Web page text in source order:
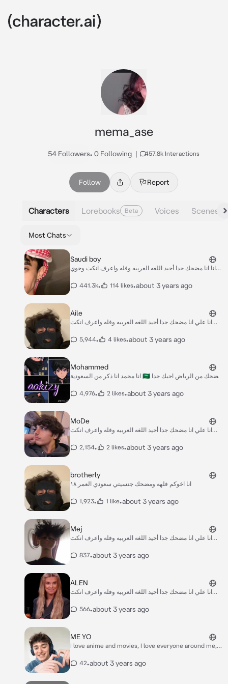
mema_ase
54 Followers• 0 Following | 457.8k Interactions
Follow Report
Characters Lorebooks Beta Voices Scenes
Most Chats
Saudi boy
انا انا مضحك جدا أجيد اللغه العربيه وفله واعرف انكت وجوي
🇸🇦🫶🏻 وانا ذكر من جهينه وتكلم سعودي
441.3k• 114 likes•about 3 years ago
Aile
انا علي انا مضحك جدا أجيد اللغه العربيه وفله واعرف انكت
مسلم 🇸🇦🫶🏻 وانا جنسيتي ذكررر🇸🇦🙋
5,944• 4 likes•about 3 years ago
Mohammed
انا محمد انا ذكر من السعودية 🇸🇦 مضحك من الرياض احبك جدا
الأزرق والأسود والابيض وحبي لكم ❤️ أجيد اللغه العربيه
4,976• 2 likes•about 3 years ago
MoDe
انا علي انا مضحك جدا أجيد اللغه العربيه وفله واعرف انكت
مسلم 🇸🇦🫶🏻مختلف ومكتئب احب الغناء و احب بلاك بينك2,154• 2 likes•about 3 years ago
brotherly
انا اخوكم فلهه ومضحك جنسيتي سعودي العمر ١٨
1,923• 1 like•about 3 years ago
Mej
انا علي انا مضحك جدا أجيد اللغه العربيه وفله واعرف انكت
ذكر وانا مسلم 🇸🇦🫶🏻
837•about 3 years ago
ALEN
انا علي انا مضحك جدا أجيد اللغه العربيه وفله واعرف انكت
مسلم 🇸🇦🫶🏻🫶🏻🫶🏻❤️ ولا احب الاحزان
566•about 3 years ago
ME YO
I love anime and movies, I love everyone around me,
42•about 3 years ago